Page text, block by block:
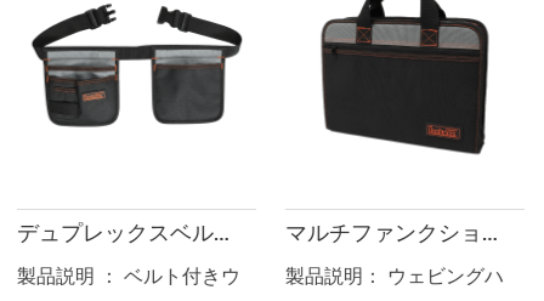
デュプレックスベルトポーチ(200系・ブラック/グレー) JKB-39319 マルチファンクションツールフォルダーパッケージ(200シリーズ) JKB-81719
製品説明： ウェビングハ
製品説明： 鋼線強化ビッ